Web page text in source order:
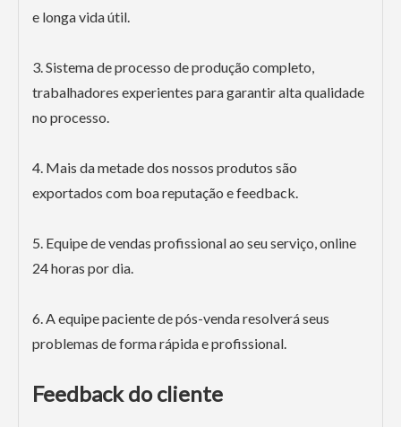
e longa vida útil.
3. Sistema de processo de produção completo,
trabalhadores experientes para garantir alta qualidade
no processo.
4. Mais da metade dos nossos produtos são
exportados com boa reputação e feedback.
5. Equipe de vendas profissional ao seu serviço, online
24 horas por dia.
6. A equipe paciente de pós-venda resolverá seus
problemas de forma rápida e profissional.
Feedback do cliente